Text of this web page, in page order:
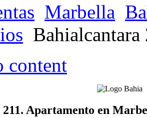
Marbella
content
Apartamento en